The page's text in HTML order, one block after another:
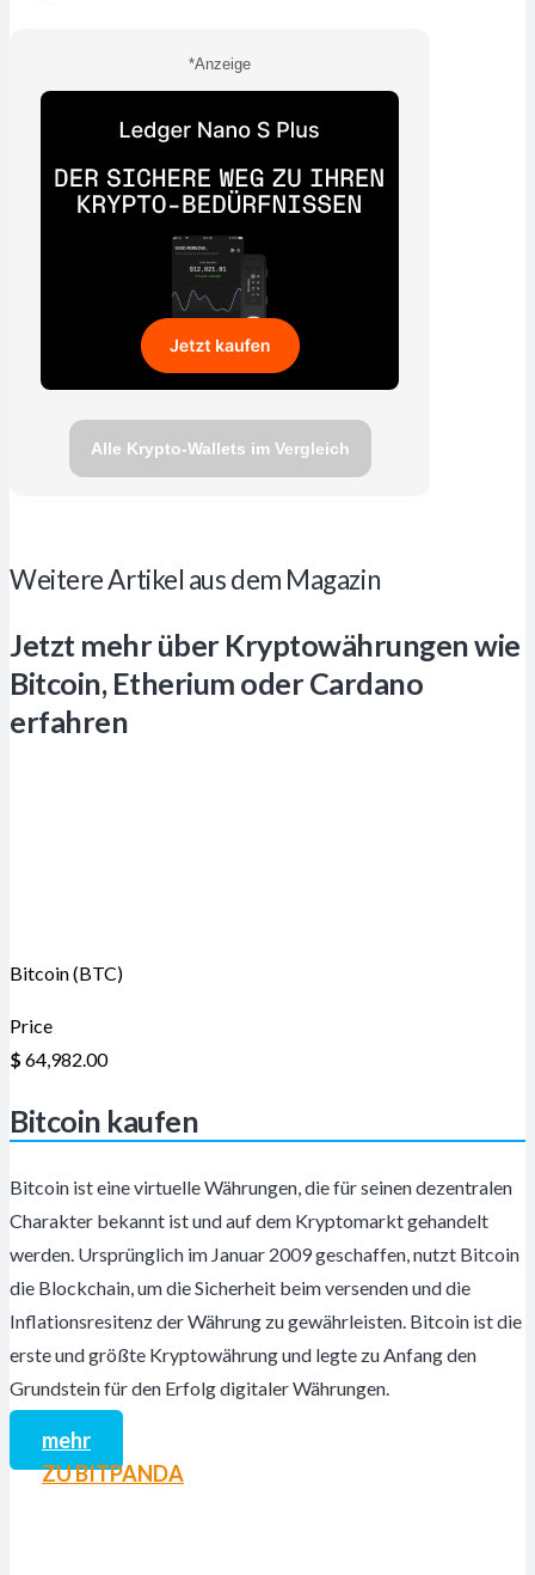
*Anzeige
Alle Krypto-Wallets im Vergleich
Weitere Artikel aus dem Magazin
Jetzt mehr über Kryptowährungen wie
Bitcoin, Etherium oder Cardano
erfahren
Bitcoin (BTC)
Price
$ 64,982.00
Bitcoin kaufen
Bitcoin ist eine virtuelle Währungen, die für seinen dezentralen
Charakter bekannt ist und auf dem Kryptomarkt gehandelt
werden. Ursprünglich im Januar 2009 geschaffen, nutzt Bitcoin
die Blockchain, um die Sicherheit beim versenden und die
Inflationsresitenz der Währung zu gewährleisten. Bitcoin ist die
erste und größte Kryptowährung und legte zu Anfang den
Grundstein für den Erfolg digitaler Währungen.
mehr
ZU BITPANDA